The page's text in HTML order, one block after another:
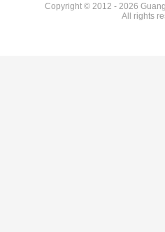
Copyright © 2012 - 2026
All rights